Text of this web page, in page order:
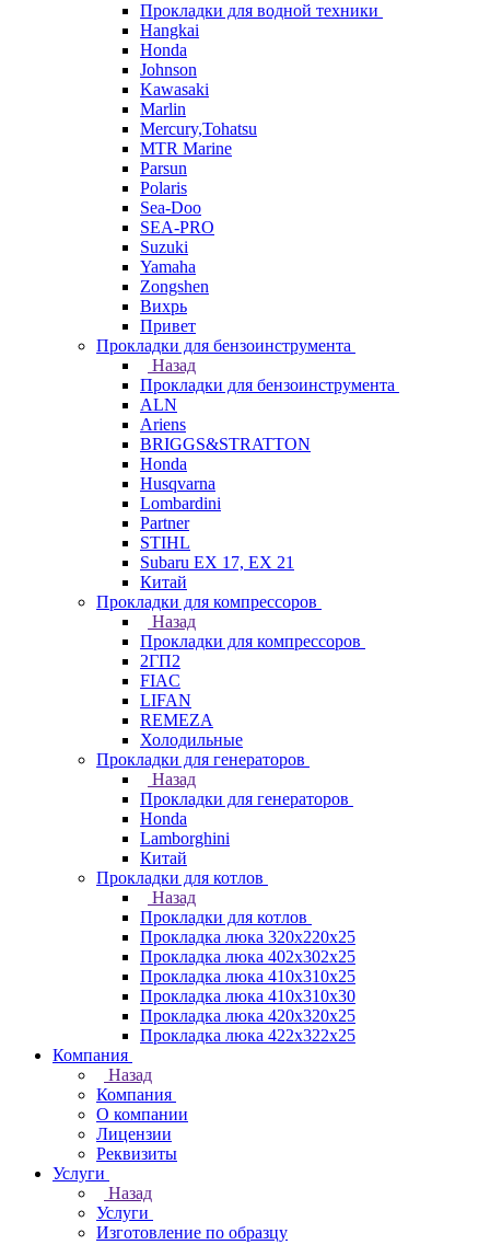
Прокладки для водной техники
Hangkai
Honda
Johnson
Kawasaki
Marlin
Mercury,Tohatsu
MTR Marine
Parsun
Polaris
Sea-Doo
SEA-PRO
Suzuki
Yamaha
Zongshen
Вихрь
Привет
Прокладки для бензоинструмента
Назад
Прокладки для бензоинструмента
ALN
Ariens
BRIGGS&STRATTON
Honda
Husqvarna
Lombardini
Partner
STIHL
Subaru EX 17, EX 21
Китай
Прокладки для компрессоров
Назад
Прокладки для компрессоров
2ГП2
FIAC
LIFAN
REMEZA
Холодильные
Прокладки для генераторов
Назад
Прокладки для генераторов
Honda
Lamborghini
Китай
Прокладки для котлов
Назад
Прокладки для котлов
Прокладка люка 320x220x25
Прокладка люка 402x302x25
Прокладка люка 410x310x25
Прокладка люка 410х310х30
Прокладка люка 420x320x25
Прокладка люка 422x322x25
Компания
Назад
Компания
О компании
Лицензии
Реквизиты
Услуги
Назад
Услуги
Изготовление по образцу